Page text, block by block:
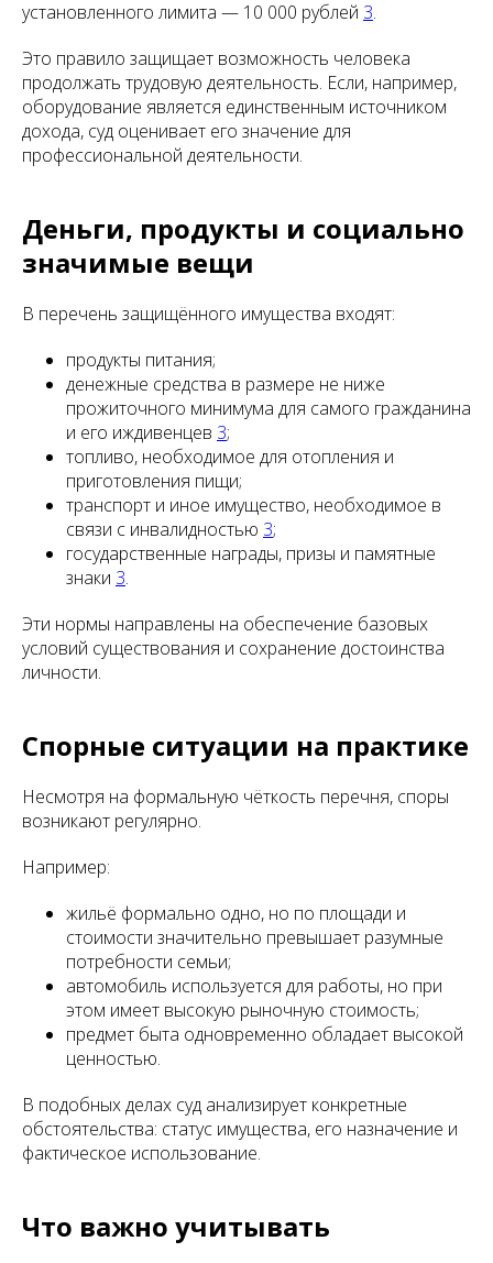
установленного лимита — 10 000 рублей 3.
Это правило защищает возможность человека
продолжать трудовую деятельность. Если, например,
оборудование является единственным источником
дохода, суд оценивает его значение для
профессиональной деятельности.
Деньги, продукты и социально
значимые вещи
В перечень защищённого имущества входят:
продукты питания;
денежные средства в размере не ниже
прожиточного минимума для самого гражданина
и его иждивенцев 3;
топливо, необходимое для отопления и
приготовления пищи;
транспорт и иное имущество, необходимое в
связи с инвалидностью 3;
государственные награды, призы и памятные
знаки 3.
Эти нормы направлены на обеспечение базовых
условий существования и сохранение достоинства
личности.
Спорные ситуации на практике
Несмотря на формальную чёткость перечня, споры
возникают регулярно.
Например:
жильё формально одно, но по площади и
стоимости значительно превышает разумные
потребности семьи;
автомобиль используется для работы, но при
этом имеет высокую рыночную стоимость;
предмет быта одновременно обладает высокой
ценностью.
В подобных делах суд анализирует конкретные
обстоятельства: статус имущества, его назначение и
фактическое использование.
Что важно учитывать